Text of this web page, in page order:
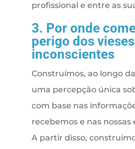
profissional e entre as
3. Por onde
perigo dos vieses
inconscientes
Construímos, ao longo
uma percepção única
com base nas
recebemos e nas nossas
A partir disso,